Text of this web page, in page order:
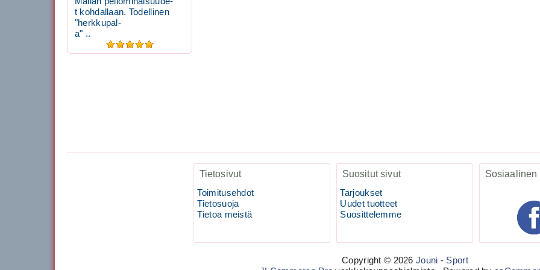
t kohdallaan. Todellinen
"herkkupal-
a" ..
Tietosivut
Toimitusehdot
Tietosuoja
Tietoa meistä
Suositut sivut
Tarjoukset
Uudet tuotteet
Suosittelemme
Sosiaalinen
Copyright © 2026Jouni - Sport